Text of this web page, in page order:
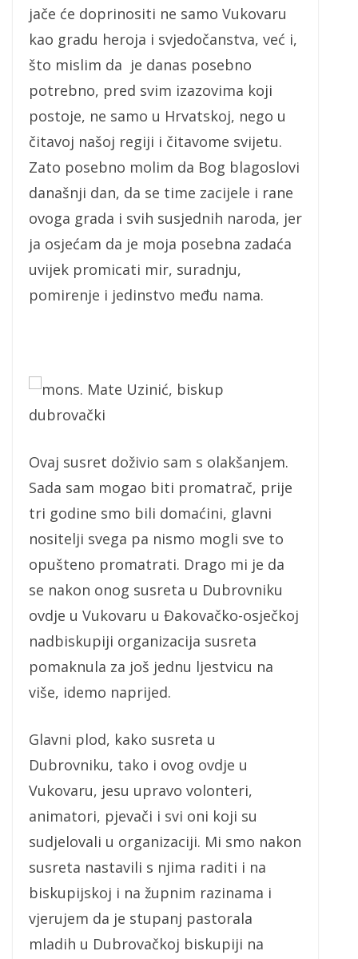
jače će doprinositi ne samo Vukovaru
kao gradu heroja i svjedočanstva, već i,
što mislim da je danas posebno
potrebno, pred svim izazovima koji
postoje, ne samo u Hrvatskoj, nego u
čitavoj našoj regiji i čitavome svijetu.
Zato posebno molim da Bog blagoslovi
današnji dan, da se time zacijele i rane
ovoga grada i svih susjednih naroda, jer
ja osjećam da je moja posebna zadaća
uvijek promicati mir, suradnju,
pomirenje i jedinstvo među nama.
mons. Mate Uzinić, biskup
dubrovački
Ovaj susret doživio sam s olakšanjem.
Sada sam mogao biti promatrač, prije
tri godine smo bili domaćini, glavni
nositelji svega pa nismo mogli sve to
opušteno promatrati. Drago mi je da
se nakon onog susreta u Dubrovniku
ovdje u Vukovaru u Đakovačko-osječkoj
nadbiskupiji organizacija susreta
pomaknula za još jednu ljestvicu na
više, idemo naprijed.
Glavni plod, kako susreta u
Dubrovniku, tako i ovog ovdje u
Vukovaru, jesu upravo volonteri,
animatori, pjevači i svi oni koji su
sudjelovali u organizaciji. Mi smo nakon
susreta nastavili s njima raditi i na
biskupijskoj i na župnim razinama i
vjerujem da je stupanj pastorala
mladih u Dubrovačkoj biskupiji na